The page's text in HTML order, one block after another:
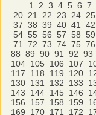
1 2 3 4 5 6 7
20 21 22 23 24 25
37 38 39 40 41 42
54 55 56 57 58 59
71
72 73 74 75 76
88 89 90 91 92 93
104 105 106 107
117
118 119 120
130 131 132 133
143
144 145 146
156
157 158 159
169
170 171 172